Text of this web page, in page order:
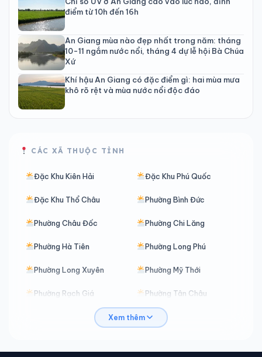
điểm từ 10h đến 16h
An Giang mùa nào đẹp nhất trong năm: tháng
10-11 ngắm nước nổi, tháng 4 dự lễ hội Bà Chúa
Xứ
Khí hậu An Giang có đặc điểm gì: hai mùa mưa
khô rõ rệt và mùa nước nổi độc đáo
CÁC XÃ THUỘC TỈNH
Đặc Khu Kiên Hải Đặc Khu Phú Quốc
Đặc Khu Thổ Châu Phường Bình Đức
Phường Châu Đốc Phường Chi Lăng
Phường Hà Tiên Phường Long Phú
Phường Long Xuyên Phường Mỹ Thới
Phường Rạch Giá Phường Tân Châu
Phường Tịnh Biên
Xem thêm